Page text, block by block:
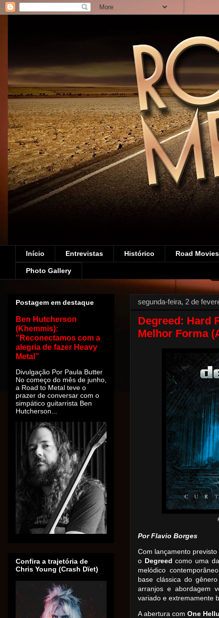
Início Entrevistas Histórico Road
Photo Gallery
segunda-feira, 2 de
Degreed: Hard
Melhor Forma
Por Flavio Borges
Com lançamento
o Degreed como uma
melódico
base clássica do
arranjos e abordagem
variado e extremamente
A abertura comOne
Postagem em destaque
Ben Hutcherson
(Khemmis):
"Reconectamos com a
alegria de fazer Heavy
Metal”
Divulgação Por Paula Butter
No começo do mês de junho,
a Road to Metal teve o
prazer de conversar com o
simpático guitarrista Ben
Hutcherson...
Confira a trajetória de
Chris Young (Crash Dïet)